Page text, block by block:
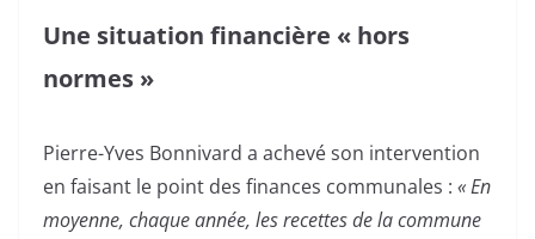
Une situation financière « hors
normes »
Pierre-Yves Bonnivard a achevé son intervention
en faisant le point des finances communales : « En
moyenne, chaque année, les recettes de la commune